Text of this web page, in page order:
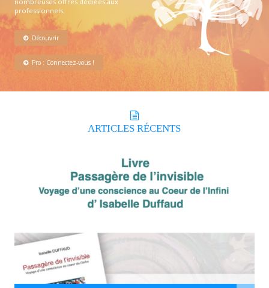
professionnels.
Découvrir
Pro : Connectez-vous !
ARTICLES RÉCENTS